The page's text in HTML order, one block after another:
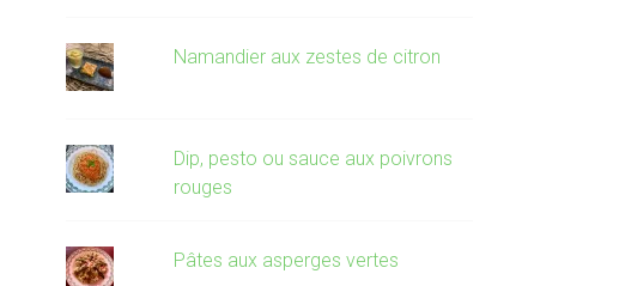
Namandier aux zestes de citron
Dip, pesto ou sauce aux poivrons
rouges
Pâtes aux asperges vertes